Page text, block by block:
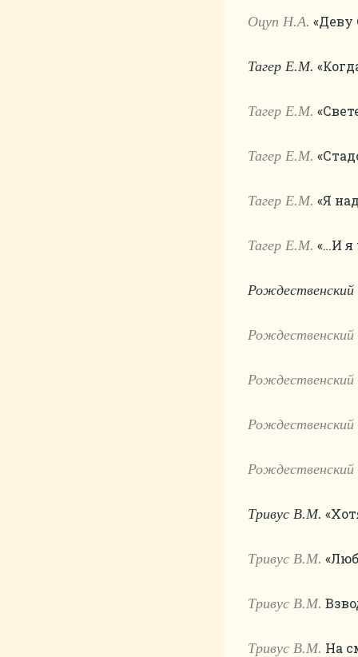
Оцуп Н.А. «Деву
Тагер Е.М.
Тагер Е.М.
Тагер Е.М.
Тагер Е.М. «Я
Тагер Е.М. «…И я
Тривус В.М.
Тривус В.М.
Тривус В.М.
Тривус В.М. На